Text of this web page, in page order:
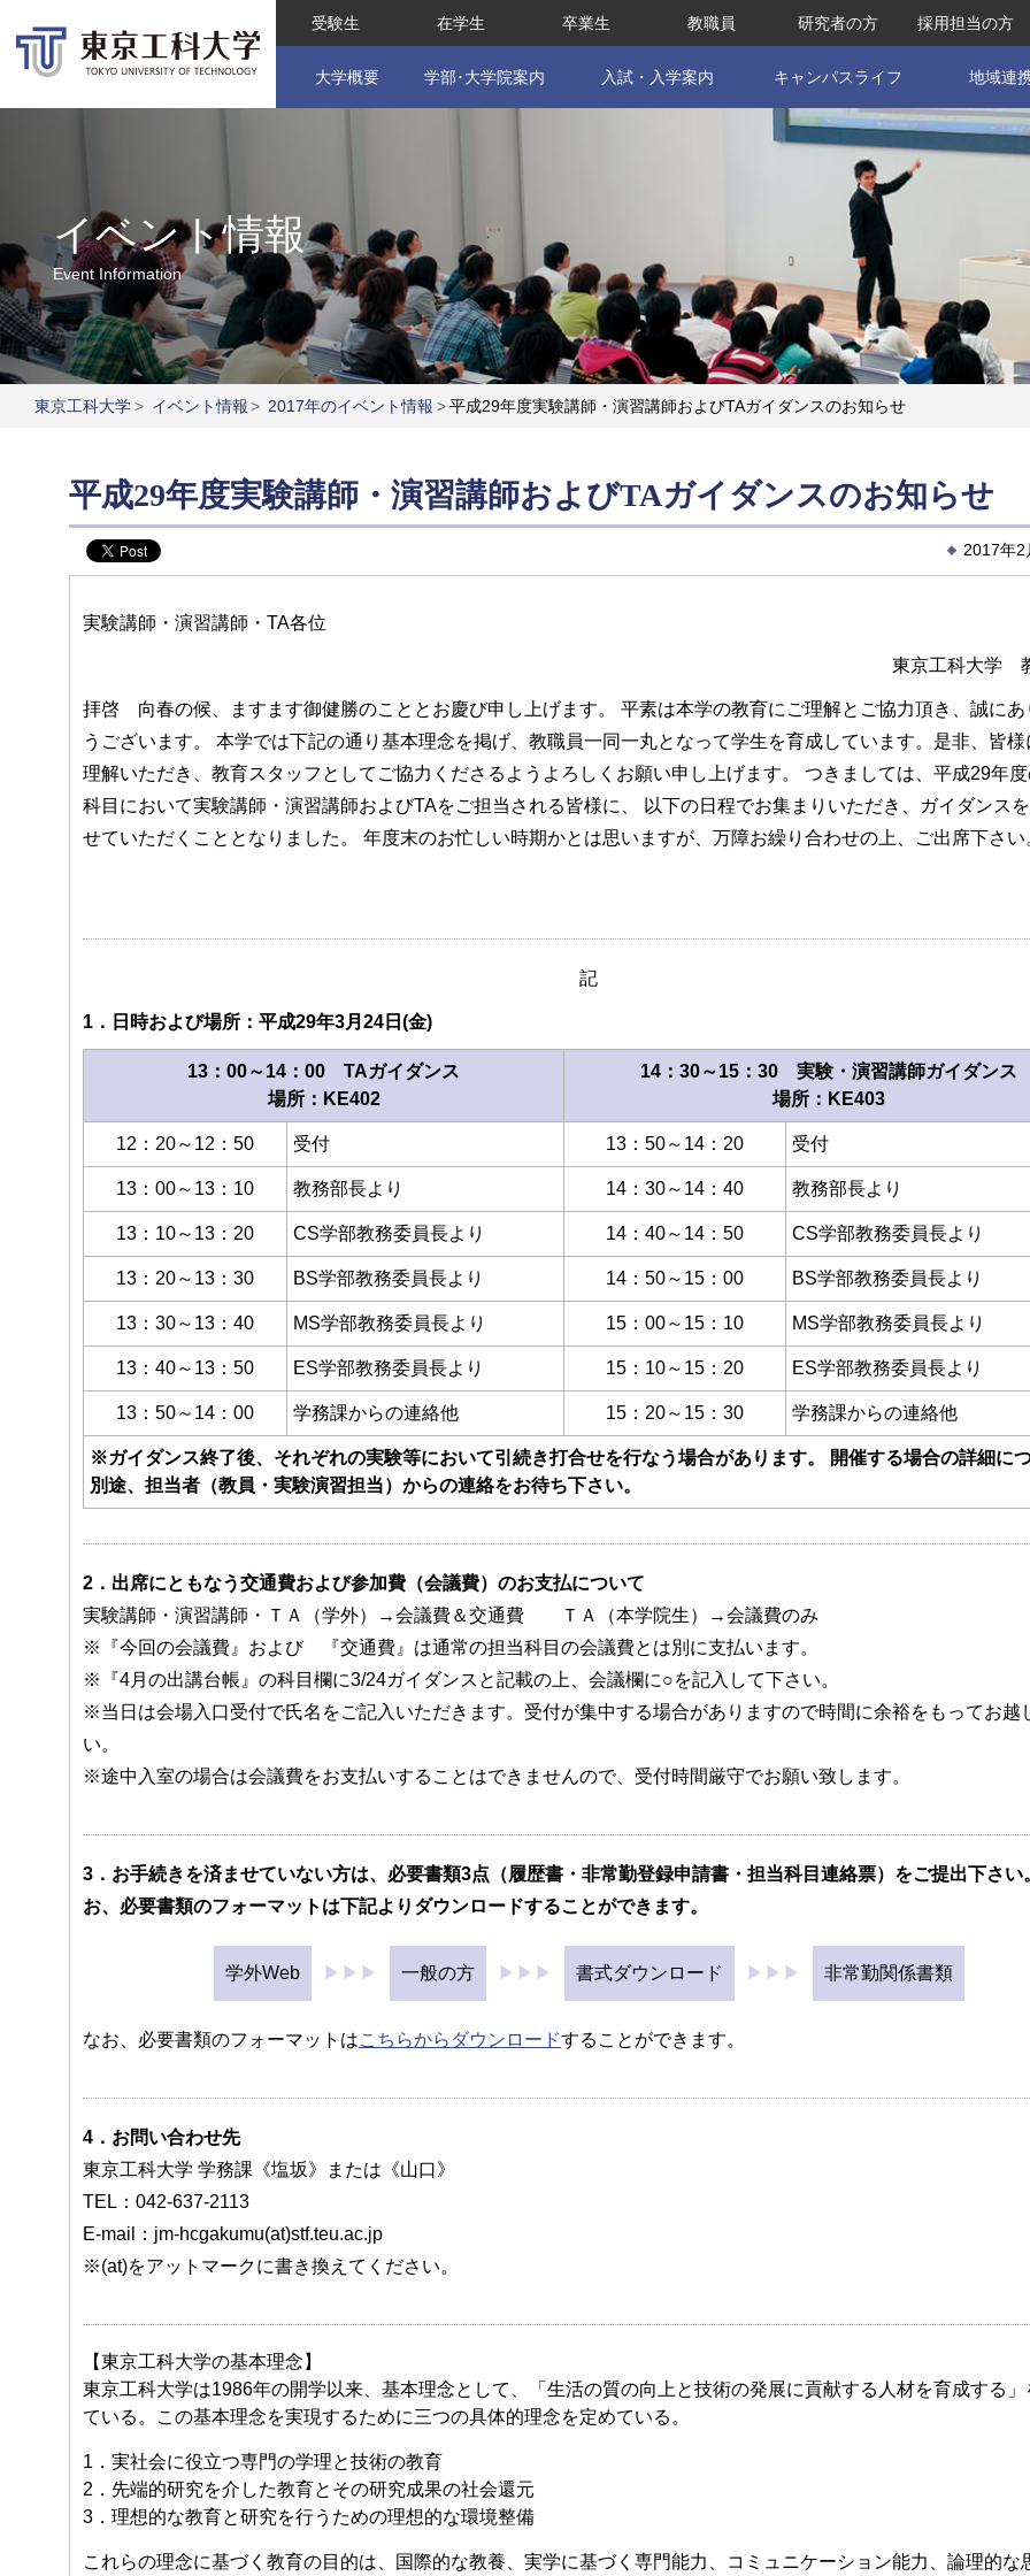
受験生 在学生 卒業生 教職員 研究者の方 採用担当の方
大学概要 学部･大学院案内 入試・入学案内 キャンパスライフ 地域連
イベント情報
Event Information
東京工科大学> イベント情報 > 2017年のイベント情報 >平成29年度実験講師・演習講師およびTAガイダンスのお知らせ
平成29年度実験講師・演習講師およびTAガイダンスのお知らせ
2017年2
実験講師・演習講師・TA各位
東京工科大学
拝啓 向春の候、ますます御健勝のこととお慶び申し上げます。 平素は本学の教育にご理解とご協力頂き、誠にあ
うございます。 本学では下記の通り基本理念を掲げ、教職員一同一丸となって学生を育成しています。是非、皆様
理解いただき、教育スタッフとしてご協力くださるようよろしくお願い申し上げます。 つきましては、平成29年
科目において実験講師・演習講師およびTAをご担当される皆様に、 以下の日程でお集まりいただき、ガイダンス
せていただくこととなりました。 年度末のお忙しい時期かとは思いますが、万障お繰り合わせの上、ご出席下さい
記
1．日時および場所：平成29年3月24日(金)
13：00～14：00 TAガイダンス
場所：KE402
14：30～15：30 実験・演習講師ガイダンス
場所：KE403
12：20～12：50 受付 13：50～14：20 受付
13：00～13：10 教務部長より 14：30～14：40 教務部長より
13：10～13：20 CS学部教務委員長より 14：40～14：50 CS学部教務委員長より
13：20～13：30 BS学部教務委員長より 14：50～15：00 BS学部教務委員長より
13：30～13：40 MS学部教務委員長より 15：00～15：10 MS学部教務委員長より
13：40～13：50 ES学部教務委員長より 15：10～15：20 ES学部教務委員長より
13：50～14：00 学務課からの連絡他 15：20～15：30 学務課からの連絡他
※ガイダンス終了後、それぞれの実験等において引続き打合せを行なう場合があります。 開催する場合の詳細に
別途、担当者（教員・実験演習担当）からの連絡をお待ち下さい。
2．出席にともなう交通費および参加費（会議費）のお支払について
実験講師・演習講師・ＴＡ（学外）→会議費＆交通費 ＴＡ（本学院生）→会議費のみ
※『今回の会議費』および 『交通費』は通常の担当科目の会議費とは別に支払います。
※『4月の出講台帳』の科目欄に3/24ガイダンスと記載の上、会議欄に○を記入して下さい。
※当日は会場入口受付で氏名をご記入いただきます。受付が集中する場合がありますので時間に余裕をもってお越
い。
※途中入室の場合は会議費をお支払いすることはできませんので、受付時間厳守でお願い致します。
3．お手続きを済ませていない方は、必要書類3点（履歴書・非常勤登録申請書・担当科目連絡票）をご提出下さい
お、必要書類のフォーマットは下記よりダウンロードすることができます。
学外Web ▶▶▶ 一般の方 ▶▶▶ 書式ダウンロード ▶▶▶ 非常勤関係書類
なお、必要書類のフォーマットはこちらからダウンロードすることができます。
4．お問い合わせ先
東京工科大学 学務課《塩坂》または《山口》
TEL：042-637-2113
E-mail：jm-hcgakumu(at)stf.teu.ac.jp
※(at)をアットマークに書き換えてください。
【東京工科大学の基本理念】
東京工科大学は1986年の開学以来、基本理念として、「生活の質の向上と技術の発展に貢献する人材を育成する」
ている。この基本理念を実現するために三つの具体的理念を定めている。
1．実社会に役立つ専門の学理と技術の教育
2．先端的研究を介した教育とその研究成果の社会還元
3．理想的な教育と研究を行うための理想的な環境整備
これらの理念に基づく教育の目的は、国際的な教養、実学に基づく専門能力、コミュニケーション能力、論理的な